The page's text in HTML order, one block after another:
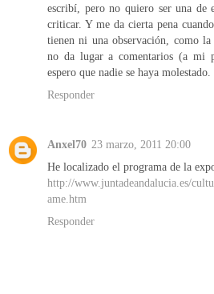
escribí, pero no quiero ser una de
criticar. Y me da cierta pena
tienen ni una observación, como
no da lugar a comentarios (a mi
espero que nadie se haya
Responder
Anxel70 23 marzo, 2011 20:00
He localizado el programa de la
http://www.juntadeandalucia.es/
ame.htm
Responder